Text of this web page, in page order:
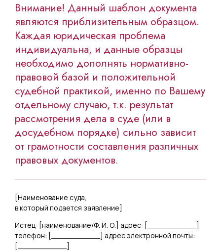
Внимание! Данный шаблон документа
являются приблизительным образцом.
Каждая юридическая проблема
индивидуальна, и данные образцы
необходимо дополнять нормативно-
правовой базой и положительной
судебной практикой, именно по Вашему
отдельному случаю, т.к. результат
рассмотрения дела в суде (или в
досудебном порядке) сильно зависит
от грамотности составления различных
правовых документов.
[Наименование суда,
в который подается заявление]
Истец: [наименование/Ф. И. О.] адрес: [
]
телефон: [
] адрес электронной почты:
[
]